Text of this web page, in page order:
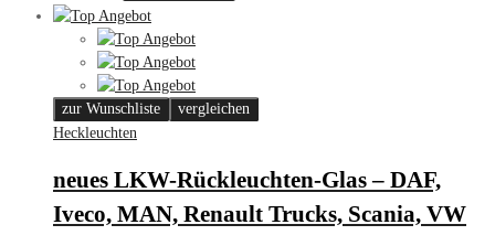
zur Wunschliste
vergleichen
Heckleuchten
neues LKW-Rückleuchten-Glas – DAF,
Iveco, MAN, Renault Trucks, Scania, VW